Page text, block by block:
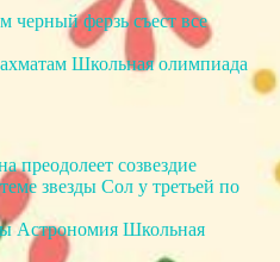
черный ферзь съест все
Школьная олимпиада
преодолеет созвездие
звезды Сол у третьей по
Астрономия Школьная